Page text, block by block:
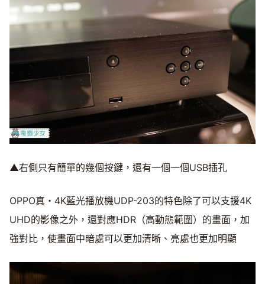
▲右側只有簡單的幾個按鍵，還有一個一個USB插孔
OPPO真・4K藍光播放機UDP-203的特色除了可以支援4K
UHD的影像之外，還對應HDR（高動態範圍）的畫面，加
強對比，使畫面中暗處可以更加清晰、亮處也更加明顯